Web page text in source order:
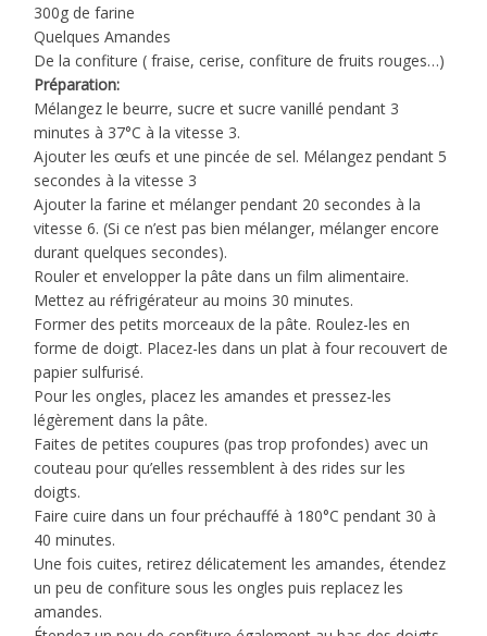
300g de farine
Quelques Amandes
De la confiture ( fraise, cerise, confiture de fruits rouges…)
Préparation:
Mélangez le beurre, sucre et sucre vanillé pendant 3
minutes à 37°C à la vitesse 3.
Ajouter les œufs et une pincée de sel. Mélangez pendant 5
secondes à la vitesse 3
Ajouter la farine et mélanger pendant 20 secondes à la
vitesse 6. (Si ce n’est pas bien mélanger, mélanger encore
durant quelques secondes).
Rouler et envelopper la pâte dans un film alimentaire.
Mettez au réfrigérateur au moins 30 minutes.
Former des petits morceaux de la pâte. Roulez-les en
forme de doigt. Placez-les dans un plat à four recouvert de
papier sulfurisé.
Pour les ongles, placez les amandes et pressez-les
légèrement dans la pâte.
Faites de petites coupures (pas trop profondes) avec un
couteau pour qu’elles ressemblent à des rides sur les
doigts.
Faire cuire dans un four préchauffé à 180°C pendant 30 à
40 minutes.
Une fois cuites, retirez délicatement les amandes, étendez
un peu de confiture sous les ongles puis replacez les
amandes.